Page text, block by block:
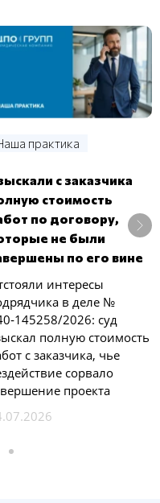
практика
с заказчика
стоимость
по договору,
не были
по его вине
интересы
в деле №
2026: суд
полную стоимость
с заказчика, чье
сорвало
проекта